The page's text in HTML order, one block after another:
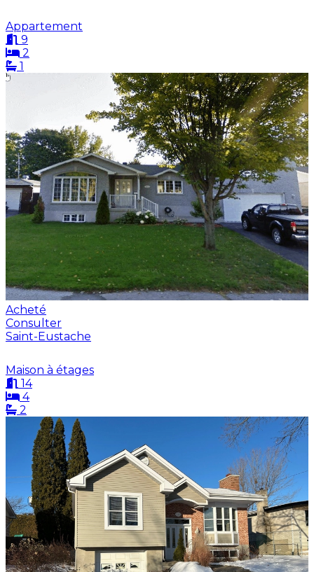
Appartement
9
2
1
Acheté
Consulter
Saint-Eustache
Maison à étages
14
4
2